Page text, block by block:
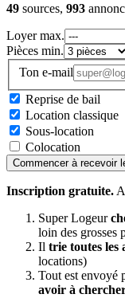
49 sources, 993
Loyer max.
Pièces min.
Ton e-mail
Reprise de bail
Location classique
Sous-location
Colocation
Commencer à recevoir
Inscription gratuite.
Super Logeur
loin des grosses
Il trie toutes les
locations)
Tout est envoyé
avoir à